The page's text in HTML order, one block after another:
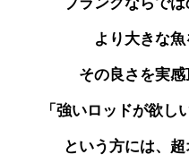
より大きな魚
その良さを実感
「強いロッドが欲し
という方には、